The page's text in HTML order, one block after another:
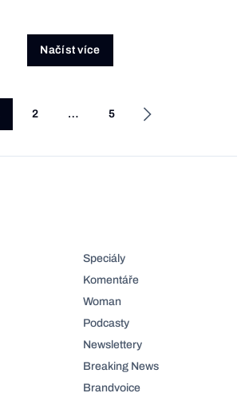
Načíst více
2 … 5
Speciály
Komentáře
Woman
Podcasty
Newslettery
Breaking News
Brandvoice